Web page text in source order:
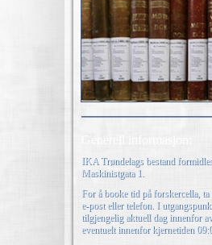
IKA Trøndelags bestand
Maskinistgata 1.
For å booke tid på forskercella,
e-post eller telefon. I
tilgjengelig aktuell dag innenfor
eventuelt innenfor kjernetiden